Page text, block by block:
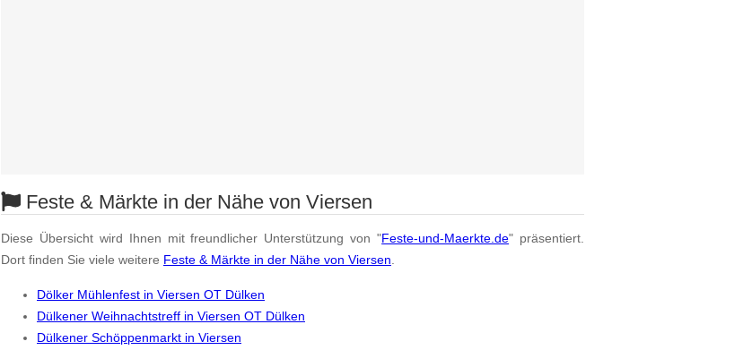
Feste & Märkte in der Nähe von Viersen
Diese Übersicht wird Ihnen mit freundlicher Unterstützung von "Feste-und-Maerkte.de" präsentiert.
Dort finden Sie viele weitere Feste & Märkte in der Nähe von Viersen
Dölker Mühlenfest in Viersen OT Dülken
Dülkener Weihnachtstreff in Viersen OT Dülken
Dülkener Schöppenmarkt in Viersen